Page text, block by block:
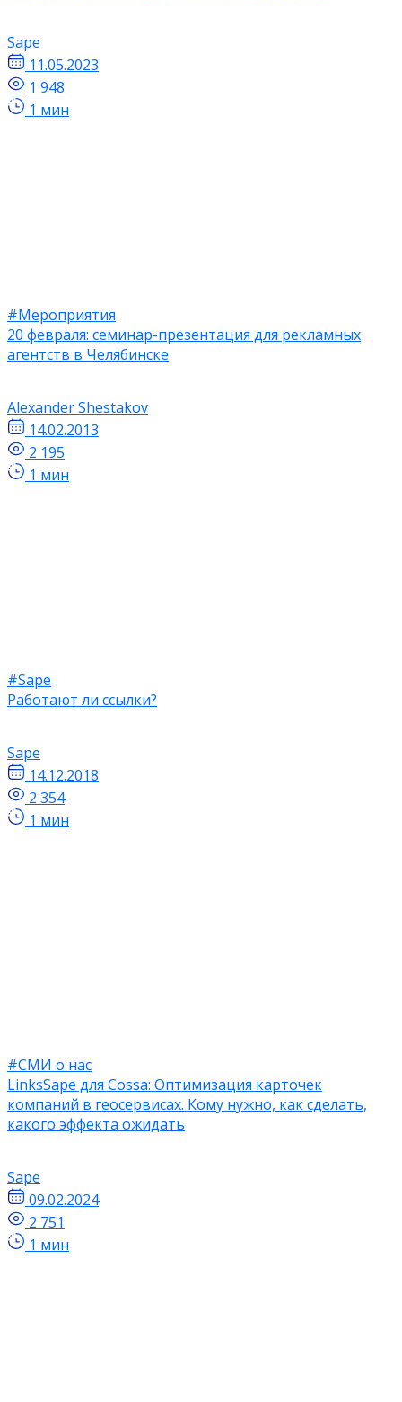
Sape
11.05.2023
1 948
1 мин
#Мероприятия
20 февраля: семинар-презентация для рекламных
агентств в Челябинске
Alexander Shestakov
14.02.2013
2 195
1 мин
#Sape
Работают ли ссылки?
Sape
14.12.2018
2 354
1 мин
#СМИ о нас
LinksSape для Cossa: Оптимизация карточек
компаний в геосервисах. Кому нужно, как сделать,
какого эффекта ожидать
Sape
09.02.2024
2 751
1 мин